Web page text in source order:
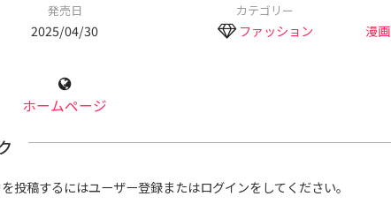
発売日
2025/04/30
カテゴリー
ファッション 漫画
ホームページ
を投稿するにはユーザー登録またはログインをしてください。